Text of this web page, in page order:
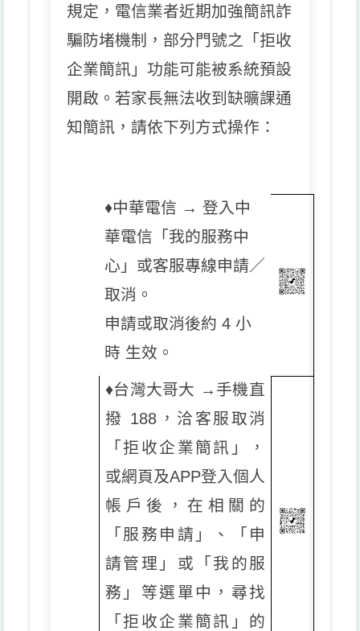
規定，電信業者近期加強簡訊詐
騙防堵機制，部分門號之「拒收
企業簡訊」功能可能被系統預設
開啟。若家長無法收到缺曠課通
知簡訊，請依下列方式操作：
♦️中華電信 → 登入中
華電信「我的服務中
心」或客服專線申請／
取消。
申請或取消後約 4 小
時 生效。
♦️台灣大哥大 →手機直
撥 188，洽客服取消
「拒收企業簡訊」，
或網頁及APP登入個人
帳戶後，在相關的
「服務申請」、「申
請管理」或「我的服
務」等選單中，尋找
「拒收企業簡訊」的